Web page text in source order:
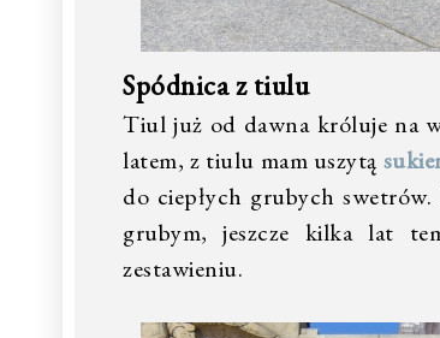
Spódnica z tiulu
Tiul już od dawna króluje na
latem, z tiulu mam uszytą
do ciepłych grubych swetrów.
grubym, jeszcze kilka lat
zestawieniu.